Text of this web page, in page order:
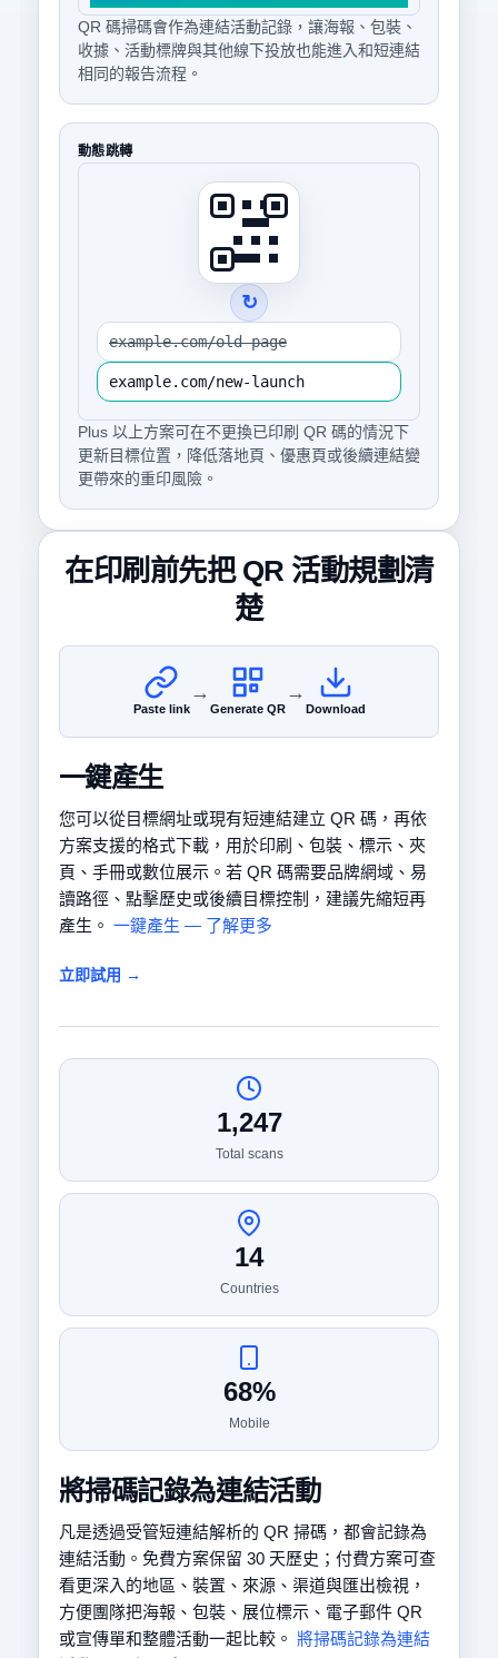
QR 碼掃碼會作為連結活動記錄，讓海報、包裝、
收據、活動標牌與其他線下投放也能進入和短連結
相同的報告流程。
動態跳轉
↻
example.com/old-page
example.com/new-launch
Plus 以上方案可在不更換已印刷 QR 碼的情況下
更新目標位置，降低落地頁、優惠頁或後續連結變
更帶來的重印風險。
在印刷前先把 QR 活動規劃清
楚
Paste link
→
Generate QR
→
Download
一鍵產生
您可以從目標網址或現有短連結建立 QR 碼，再依
方案支援的格式下載，用於印刷、包裝、標示、夾
頁、手冊或數位展示。若 QR 碼需要品牌網域、易
讀路徑、點擊歷史或後續目標控制，建議先縮短再
產生。 一鍵產生 — 了解更多
立即試用 →
1,247
Total scans
14
Countries
68%
Mobile
將掃碼記錄為連結活動
凡是透過受管短連結解析的 QR 掃碼，都會記錄為
連結活動。免費方案保留 30 天歷史；付費方案可查
看更深入的地區、裝置、來源、渠道與匯出檢視，
方便團隊把海報、包裝、展位標示、電子郵件 QR
或宣傳單和整體活動一起比較。 將掃碼記錄為連結